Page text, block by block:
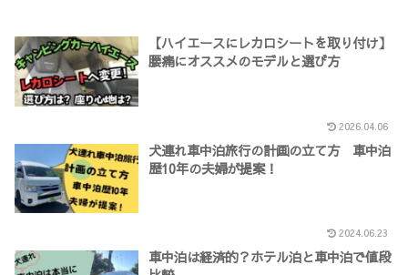
【ハイエースにレカロシートを取り付け】
腰痛にオススメのモデルと選び方
2026.04.06
犬連れ車中泊旅行の計画の立て方 車中泊
歴10年の夫婦が提案！
2024.06.23
車中泊は経済的？ホテル泊と車中泊で値段